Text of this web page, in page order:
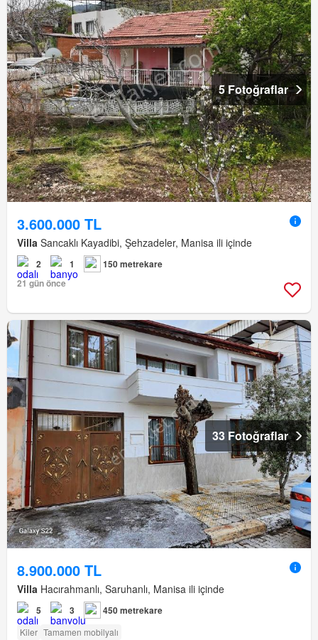
5 Fotoğraflar
3.600.000 TL
Villa Sancaklı Kayadibi, Şehzadeler, Manisa ili içinde
2 1
150 metrekare
21 gün önce
33 Fotoğraflar
8.900.000 TL
Villa Hacırahmanlı, Saruhanlı, Manisa ili içinde
5 3 450 metrekare
Kiler Tamamen mobilyalı